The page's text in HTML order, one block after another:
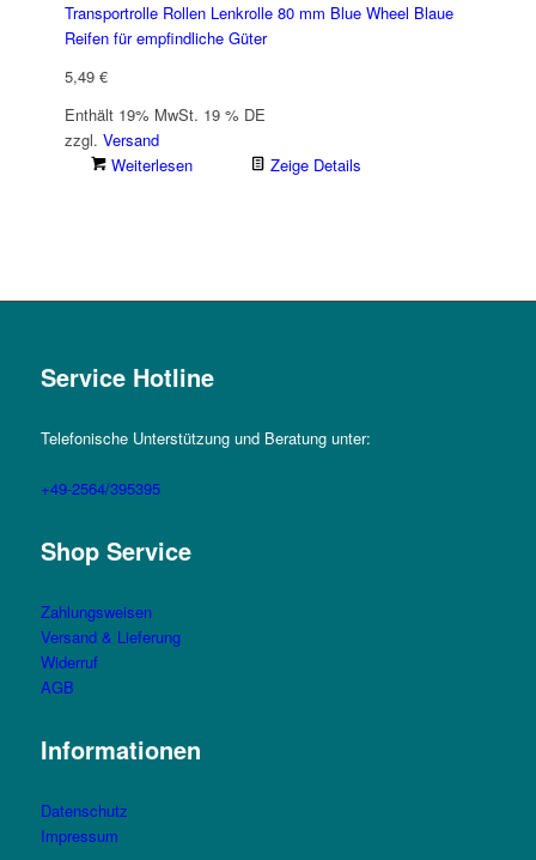
Transportrolle Rollen Lenkrolle 80 mm Blue Wheel Blaue
Reifen für empfindliche Güter
5,49 €
Enthält 19% MwSt. 19 % DE
zzgl. Versand
Weiterlesen
Zeige Details
Service Hotline
Telefonische Unterstützung und Beratung unter:
+49-2564/395395
Shop Service
Zahlungsweisen
Versand & Lieferung
Widerruf
AGB
Informationen
Datenschutz
Impressum